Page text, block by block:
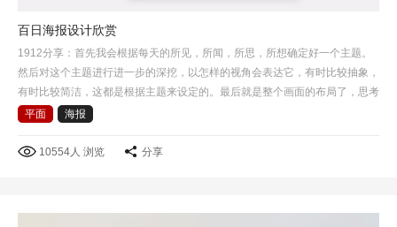
百日海报设计欣赏
1912分享：首先我会根据每天的所见，所闻，所思，所想确定好一个主题。
然后对这个主题进行进一步的深挖，以怎样的视角会表达它，有时比较抽象，
有时比较简洁，这都是根据主题来设定的。最后就是整个画面的布局了，思考
怎样才根据有冲击力，而且具有美感。做每一个设计时，…
平面 海报
10554人 浏览 分享